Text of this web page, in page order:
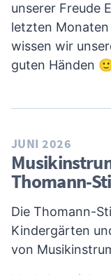
unserer Freude
letzten
wissen wir
guten Händen
JUNI 2026
Thomann-
Die Thomann-
Kindergärten
von